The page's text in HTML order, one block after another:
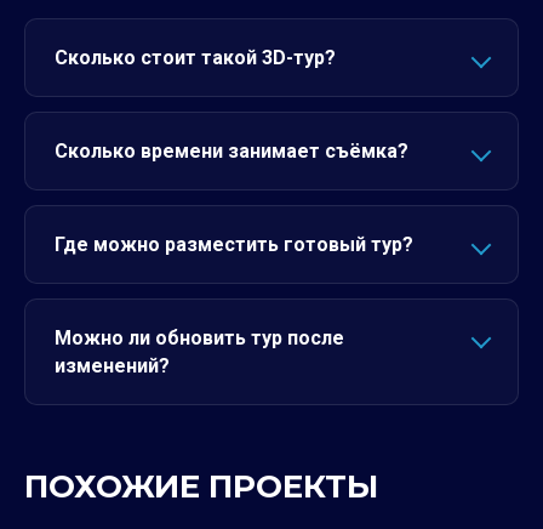
Сколько стоит такой 3D-тур?
Сколько времени занимает съёмка?
Где можно разместить готовый тур?
Можно ли обновить тур после
изменений?
ПОХОЖИЕ ПРОЕКТЫ